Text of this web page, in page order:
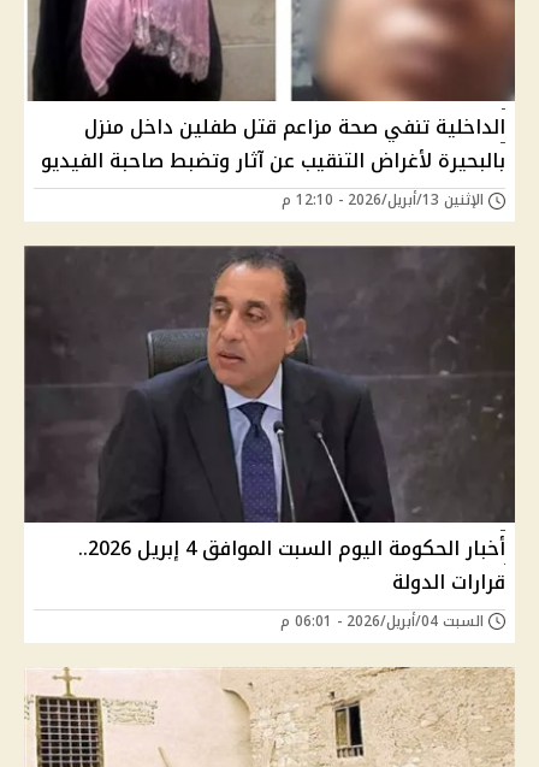
الداخلية تنفي صحة مزاعم قتل طفلين داخل منزل
بالبحيرة لأغراض التنقيب عن آثار وتضبط صاحبة الفيديو
الإثنين 13/أبريل/2026 - 12:10 م
أخبار الحكومة اليوم السبت الموافق 4 إبريل 2026..
قرارات الدولة
السبت 04/أبريل/2026 - 06:01 م